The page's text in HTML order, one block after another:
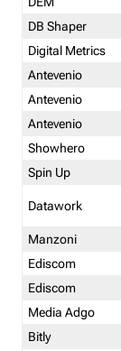
DB Shaper
Digital Metrics
Antevenio
Antevenio
Antevenio
Showhero
Spin Up
Datawork
Manzoni
Ediscom
Ediscom
Media Adgo
Bitly